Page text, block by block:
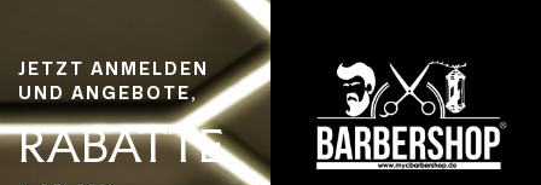
JETZT ANMELDEN
UND ANGEBOTE,
RABATTE